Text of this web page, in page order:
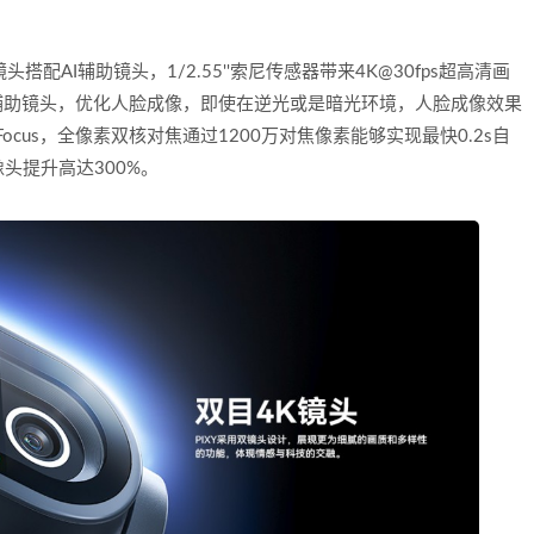
搭配AI辅助镜头，1/2.55''索尼传感器带来4K@30fps超高清画
镜头，优化人脸成像，即使在逆光或是暗光环境，人脸成像效果
，全像素双核对焦通过1200万对焦像素能够实现最快0.2s自
提升高达300%。